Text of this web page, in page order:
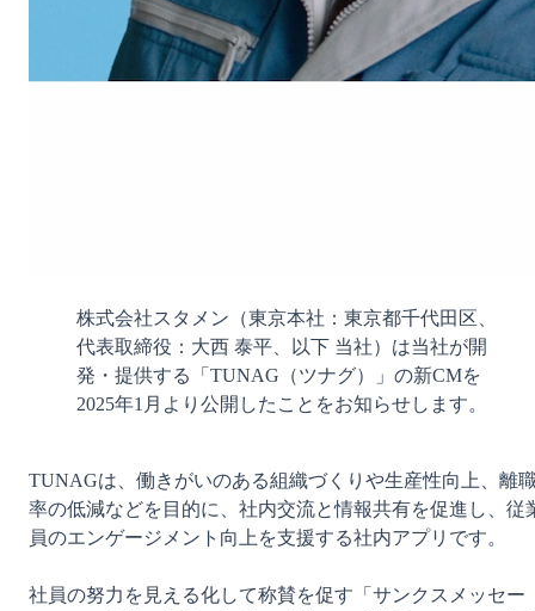
株式会社スタメン（東京本社：東京都千代田区、
代表取締役：大西 泰平、以下 当社）は当社が開
発・提供する「TUNAG（ツナグ）」の新CMを
2025年1月より公開したことをお知らせします。
TUNAGは、働きがいのある組織づくりや生産性向上、離
率の低減などを目的に、社内交流と情報共有を促進し、従
員のエンゲージメント向上を支援する社内アプリです。
社員の努力を見える化して称賛を促す「サンクスメッセー